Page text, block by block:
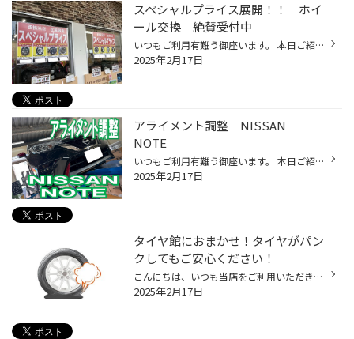
スペシャルプライス展開！！ ホイ
ール交換 絶賛受付中
いつもご利用有難う御座います。 本日ご紹介はコチラ。 在庫品限定でホイールのスペシャルプライスをご用意しました！ 在庫限りなので早いもの勝ちです！ 掲示しきれない商品や、 通常販売中のホイールも、 店内に、 たくさん、 展示中、 です！ 実物をご覧頂きながら検討して頂けます！ ホイールが...
2025年2月17日
アライメント調整 NISSAN
NOTE
いつもご利用有難う御座います。 本日ご紹介はコチラ。 ニッサン ノート ニスモS です。 アライメント調整をご依頼頂けました。 測定結果は フロントのトゥ角にズレが出ています。 フロントのみの調整となります。 タイロッドを伸び縮みさせ、調整を行います。 画面を見ながら少しずつ。 調整完了...
2025年2月17日
タイヤ館におまかせ！タイヤがパン
クしてもご安心ください！
こんにちは、いつも当店をご利用いただきありがとうございます。 タイヤがパンクしてしまったこと、ありますか？ 突然、タイヤがパンク！想像するだけで、本当に怖いですよね。 今日は、おクルマのタイヤがパンクしてしまった時の対処法について タイヤのプロの目線からご案内できればと思います。 ...
2025年2月17日